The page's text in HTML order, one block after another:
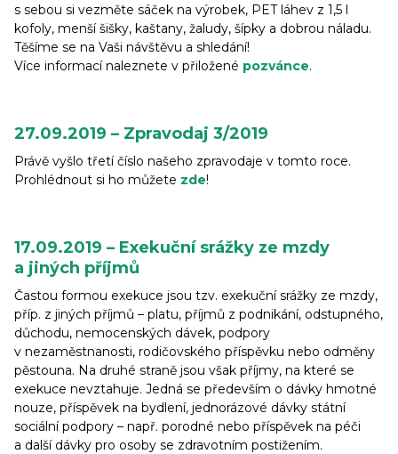
s sebou si vezměte sáček na výrobek, PET láhev z 1,5 l
kofoly, menší šišky, kaštany, žaludy, šípky a dobrou náladu.
Těšíme se na Vaši návštěvu a shledání!
Více informací naleznete v přiložené pozvánce.
27.09.2019 – Zpravodaj 3/2019
Právě vyšlo třetí číslo našeho zpravodaje v tomto roce.
Prohlédnout si ho můžete zde!
17.09.2019 – Exekuční srážky ze mzdy
a jiných příjmů
Častou formou exekuce jsou tzv. exekuční srážky ze mzdy,
příp. z jiných příjmů – platu, příjmů z podnikání, odstupného,
důchodu, nemocenských dávek, podpory
v nezaměstnanosti, rodičovského příspěvku nebo odměny
pěstouna. Na druhé straně jsou však příjmy, na které se
exekuce nevztahuje. Jedná se především o dávky hmotné
nouze, příspěvek na bydlení, jednorázové dávky státní
sociální podpory – např. porodné nebo příspěvek na péči
a další dávky pro osoby se zdravotním postižením.